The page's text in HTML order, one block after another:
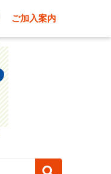
ご加入案内